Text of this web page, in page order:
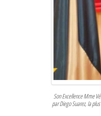
Son Excellence Mme
par Diego Suarez, la